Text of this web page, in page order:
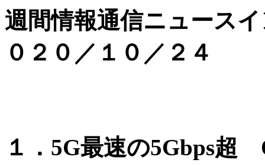
週間情報通信ニュース
０２０／１０／２４
１．5G最速の5Gbps超